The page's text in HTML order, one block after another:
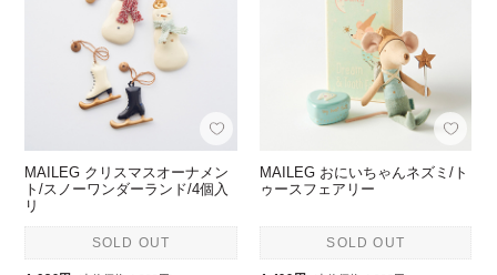
MAILEG クリスマスオーナメン
ト/スノーワンダーランド/4個入
リ
SOLD OUT
MAILEG おにいちゃんネズミ/ト
ゥースフェアリー
SOLD OUT